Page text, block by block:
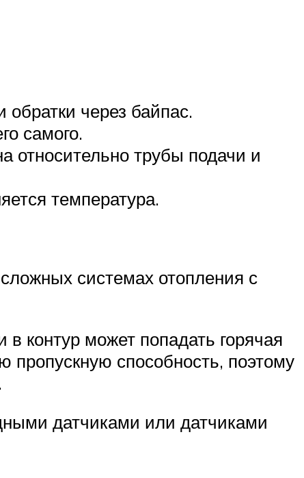
через байпас.
самого.
относительно трубы подачи и
температура.
системах отопления с
контур может попадать горячая
пропускную способность, поэтому
датчиками или датчиками